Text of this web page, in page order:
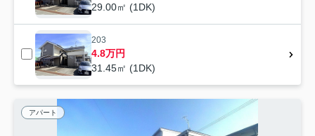
29.00㎡ (1DK)
203
4.8万円
31.45㎡ (1DK)
アパート